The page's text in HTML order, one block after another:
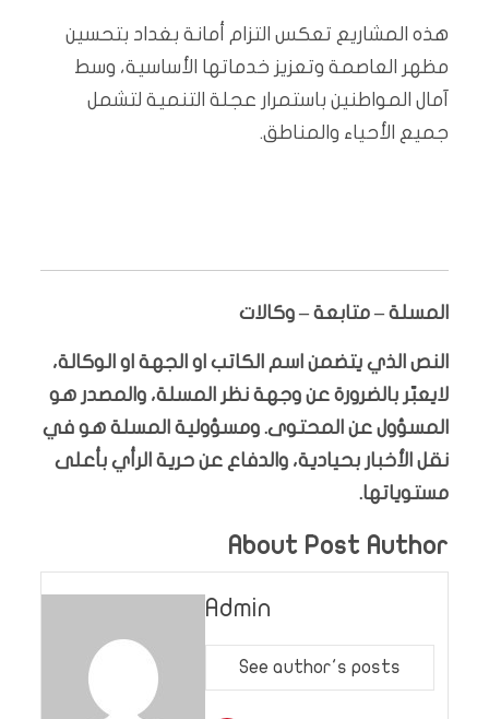
هذه المشاريع تعكس التزام أمانة بغداد بتحسين
مظهر العاصمة وتعزيز خدماتها الأساسية، وسط
آمال المواطنين باستمرار عجلة التنمية لتشمل
جميع الأحياء والمناطق.
المسلة – متابعة – وكالات
النص الذي يتضمن اسم الكاتب او الجهة او الوكالة،
لايعبّر بالضرورة عن وجهة نظر المسلة، والمصدر هو
المسؤول عن المحتوى. ومسؤولية المسلة هو في
نقل الأخبار بحيادية، والدفاع عن حرية الرأي بأعلى
مستوياتها.
About Post Author
Admin
See author's posts